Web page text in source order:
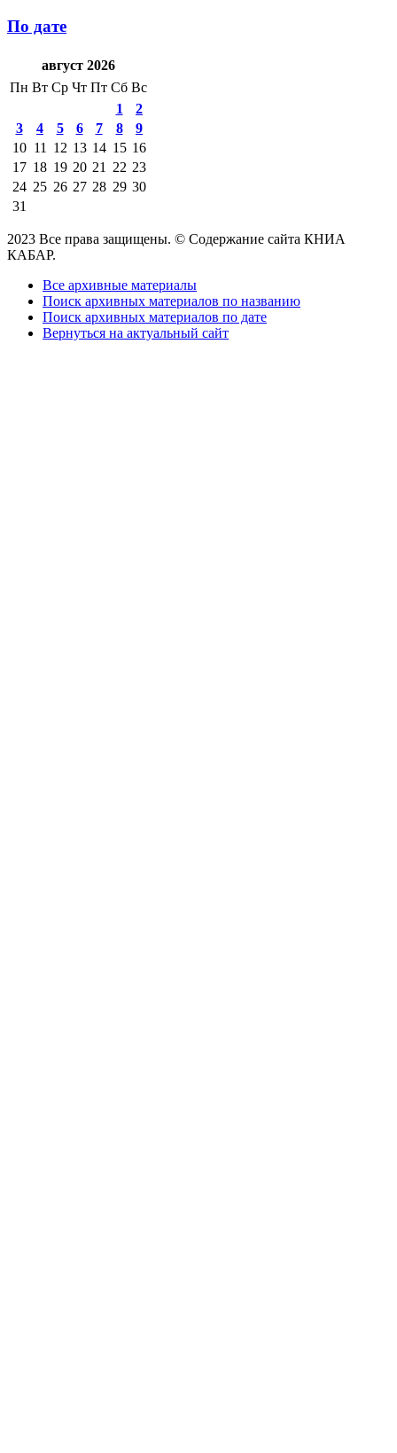
По дате
август 2026
Пн Вт Ср Чт Пт Сб Вс
1
2
3
4 5 6 7 8
9
10 11 12 13 14 15 16
17 18 19 20 21 22 23
24 25 26 27 28 29 30
31
2023 Все права защищены. © Содержание сайта КНИА
КАБАР.
Все архивные материалы
Поиск архивных материалов по названию
Поиск архивных материалов по дате
Вернуться на актуальный сайт